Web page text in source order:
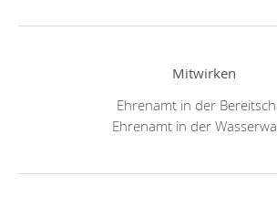
Mitwirken
Ehrenamt in der
Ehrenamt in der